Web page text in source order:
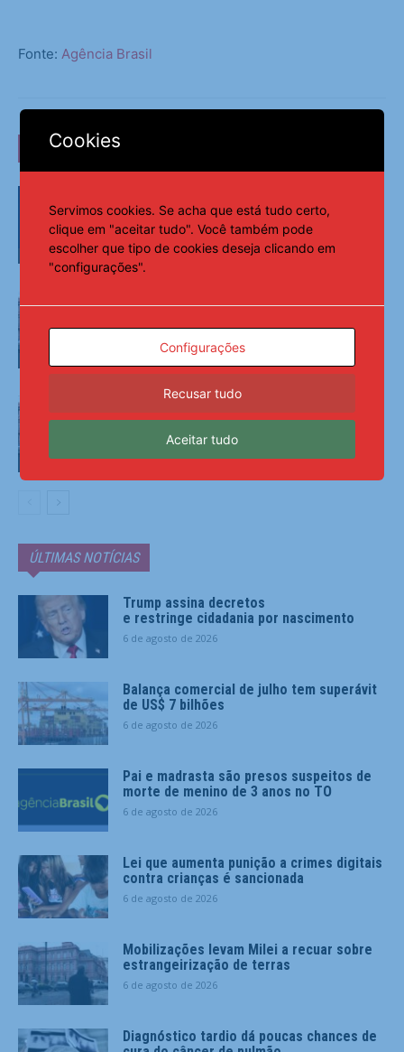
Fonte: Agência Brasil
LEIA TAMBÉM
Mundo
e restringe cidadania por nascimento
Mobilizações levam Milei a recuar
sobre estrangeirização de terras
ÚLTIMAS NOTÍCIAS
Trump assina decretos
e restringe cidadania por nascimento
6 de agosto de 2026
Balança comercial de julho tem superávit
de US$ 7 bilhões
6 de agosto de 2026
Pai e madrasta são presos suspeitos de
morte de menino de 3 anos no TO
6 de agosto de 2026
Lei que aumenta punição a crimes digitais
contra crianças é sancionada
6 de agosto de 2026
Mobilizações levam Milei a recuar sobre
estrangeirização de terras
6 de agosto de 2026
Diagnóstico tardio dá poucas chances de
Cookies
Servimos cookies. Se acha que está tudo certo,
clique em "aceitar tudo". Você também pode
escolher que tipo de cookies deseja clicando em
"configurações".
Configurações
Recusar tudo
Aceitar tudo